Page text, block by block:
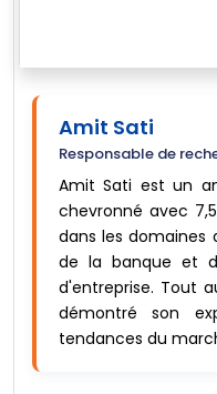
Amit Sati
Responsable de
Amit Sati est un
chevronné avec
dans les domaines
de la banque et
d'entreprise. Tout
démontré son
tendances du